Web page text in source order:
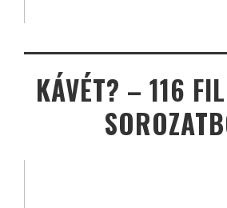
KÁVÉT? – 116